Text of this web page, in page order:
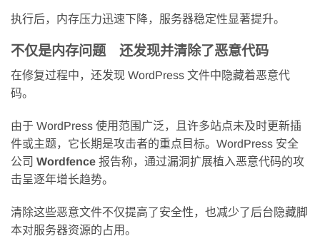
执行后，内存压力迅速下降，服务器稳定性显著提升。
不仅是内存问题 还发现并清除了恶意代码
在修复过程中，还发现 WordPress 文件中隐藏着恶意代
码。
由于 WordPress 使用范围广泛，且许多站点未及时更新插
件或主题，它长期是攻击者的重点目标。WordPress 安全
公司 Wordfence 报告称，通过漏洞扩展植入恶意代码的攻
击呈逐年增长趋势。
清除这些恶意文件不仅提高了安全性，也减少了后台隐藏脚
本对服务器资源的占用。